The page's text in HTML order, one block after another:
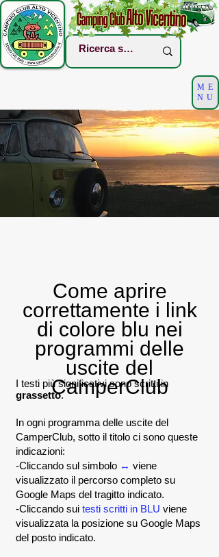
ME
NU
Come aprire
correttamente i link
di colore blu nei
programmi delle
uscite del
CamperClub
I testi più significativi sono scritti in
grassetto.
In ogni programma delle uscite del
CamperClub, sotto il titolo ci sono queste
indicazioni:
-Cliccando sul simbolo ↔ viene
visualizzato il percorso completo su
Google Maps del tragitto indicato.
-Cliccando sui testi scritti in BLU viene
visualizzata la posizione su Google Maps
del posto indicato.